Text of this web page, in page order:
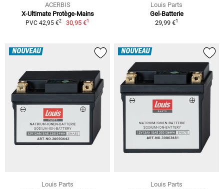
ACERBIS
X-Ultimate Protège-Mains
PVC 42,95 €2 30,95 €1
Louis Parts
Gel-Batterie
29,99 €1
NOUVEAU
Louis Parts
NOUVEAU
Louis Parts